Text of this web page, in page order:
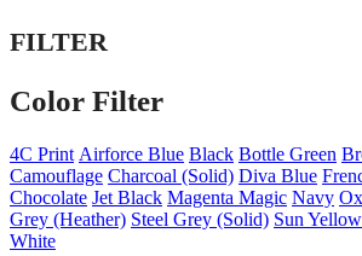
FILTER
Color Filter
4C Print Airforce Blue Black Bottle Green
Camouflage Charcoal (Solid) Diva Blue
Chocolate Jet Black Magenta Magic Navy
Grey (Heather) Steel Grey (Solid) Sun Yellow
White